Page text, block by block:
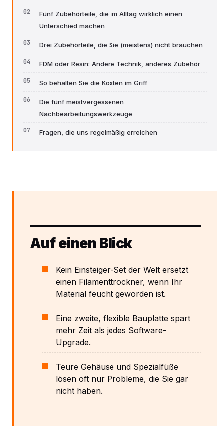
Fünf Zubehörteile, die im Alltag wirklich einen
Unterschied machen
Drei Zubehörteile, die Sie (meistens) nicht brauchen
FDM oder Resin: Andere Technik, anderes Zubehör
So behalten Sie die Kosten im Griff
Die fünf meistvergessenen
Nachbearbeitungswerkzeuge
Fragen, die uns regelmäßig erreichen
Auf einen Blick
Kein Einsteiger-Set der Welt ersetzt
einen Filamenttrockner, wenn Ihr
Material feucht geworden ist.
Eine zweite, flexible Bauplatte spart
mehr Zeit als jedes Software-
Upgrade.
Teure Gehäuse und Spezialfüße
lösen oft nur Probleme, die Sie gar
nicht haben.